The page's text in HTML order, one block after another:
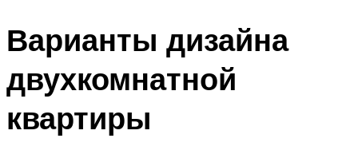
Варианты дизайна
двухкомнатной
квартиры